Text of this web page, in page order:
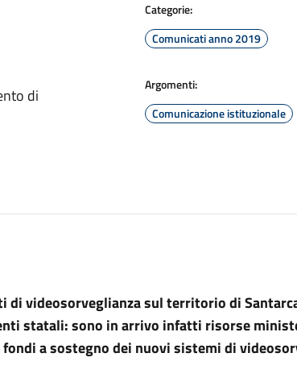
di
Categorie:
Comunicati anno 2019
Argomenti:
Comunicazione istituzionale
di videosorveglianza sul territorio di
statali: sono in arrivo infatti risorse
a sostegno dei nuovi sistemi di